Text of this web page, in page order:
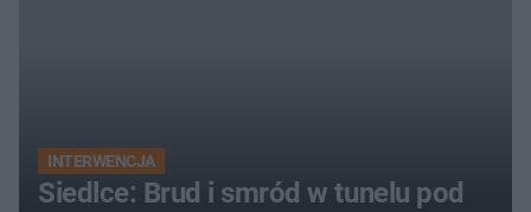
INTERWENCJA
Siedlce: Brud i smród w tunelu pod